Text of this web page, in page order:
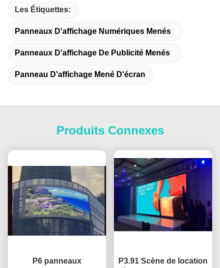
Les Étiquettes:
Panneaux D'affichage Numériques Menés
Panneaux D'affichage De Publicité Menés
Panneau D'affichage Mené D'écran
Produits Connexes
P6 panneaux
P3.91 Scène de location